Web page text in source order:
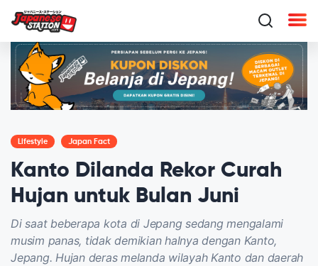
Lifestyle Japan Fact
Kanto Dilanda Rekor Curah
Hujan untuk Bulan Juni
Di saat beberapa kota di Jepang sedang mengalami
musim panas, tidak demikian halnya dengan Kanto,
Jepang. Hujan deras melanda wilayah Kanto dan daerah